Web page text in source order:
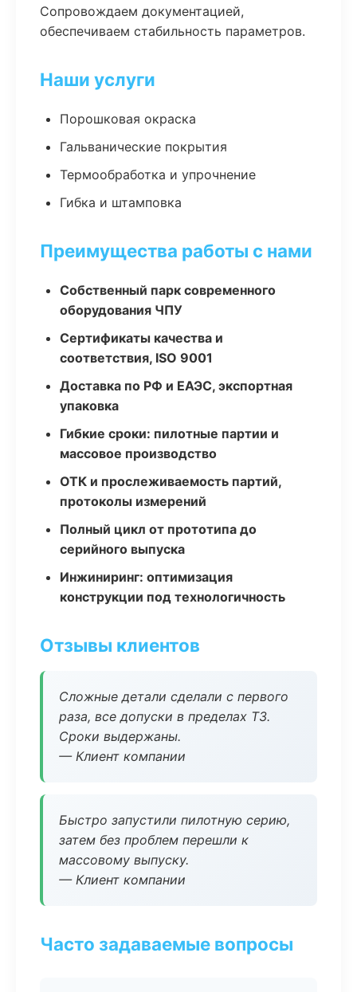
Сопровождаем документацией,
обеспечиваем стабильность параметров.
Наши услуги
Порошковая окраска
Гальванические покрытия
Термообработка и упрочнение
Гибка и штамповка
Преимущества работы с нами
Собственный парк современного
оборудования ЧПУ
Сертификаты качества и
соответствия, ISO 9001
Доставка по РФ и ЕАЭС, экспортная
упаковка
Гибкие сроки: пилотные партии и
массовое производство
ОТК и прослеживаемость партий,
протоколы измерений
Полный цикл от прототипа до
серийного выпуска
Инжиниринг: оптимизация
конструкции под технологичность
Отзывы клиентов
Сложные детали сделали с первого
раза, все допуски в пределах ТЗ.
Сроки выдержаны.
— Клиент компании
Быстро запустили пилотную серию,
затем без проблем перешли к
массовому выпуску.
— Клиент компании
Часто задаваемые вопросы